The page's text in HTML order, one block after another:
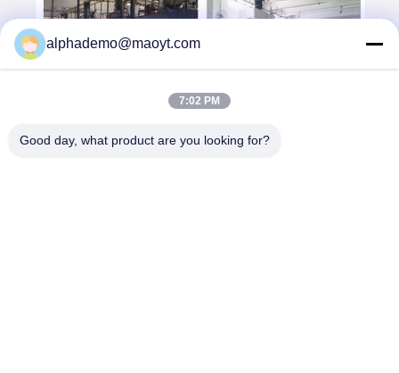
alphademo@maoyt.com
7:02 PM
Good day, what product are you looking for?